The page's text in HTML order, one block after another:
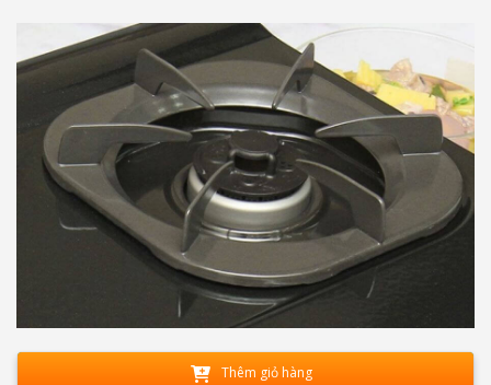
Thêm giỏ hàng